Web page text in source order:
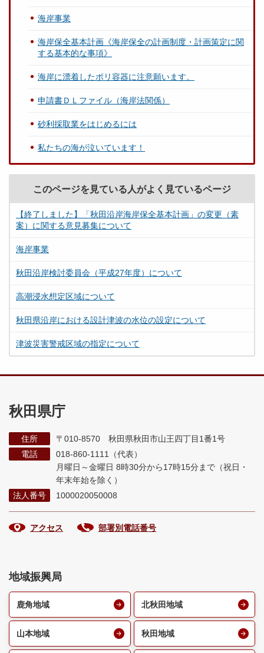
海岸事業
海岸保全基本計画《海岸保全の計画制度・計画策定に関
する基本的な事項》
海岸に漂着したポリ容器に注意願います。
申請書ＤＬファイル（海岸法関係）
砂利採取業をはじめるには
私たちの海が泣いています！
このページを見ている人がよく見ているページ
【終了しました】「秋田沿岸海岸保全基本計画」の変更（素
案）に関する意見募集について
海岸事業
秋田沿岸検討委員会（平成27年度）について
高潮浸水想定区域について
秋田県沿岸における設計津波の水位の設定について
津波災害警戒区域の指定について
秋田県庁
住所
〒010-8570 秋田県秋田市山王四丁目1番1号
電話
018-860-1111（代表）
月曜日～金曜日 8時30分から17時15分まで （祝日・
年末年始を除く）
法人番号
1000020050008
アクセス 部署別電話番号
地域振興局
鹿角地域 北秋田地域
山本地域 秋田地域